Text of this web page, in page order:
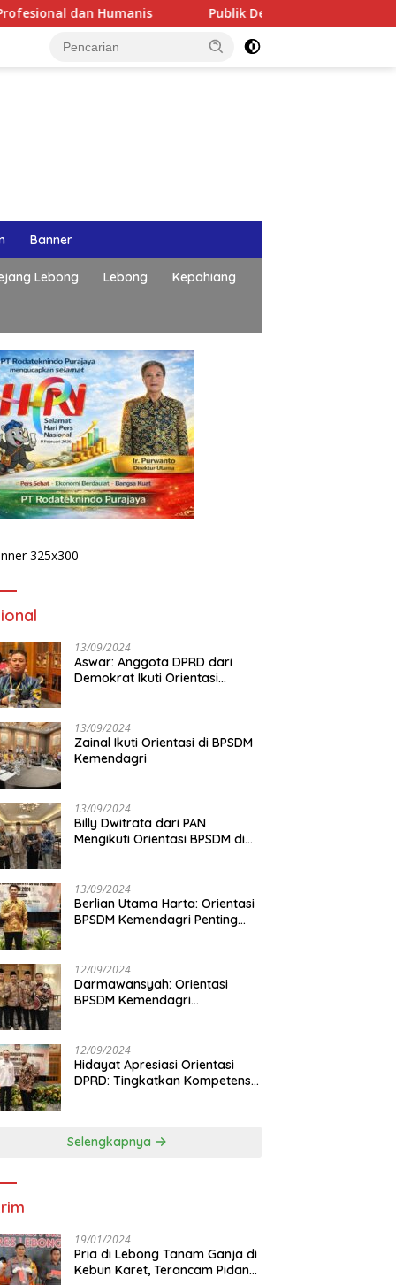
Publik Desak Komisi IV DPRD Provinsi Bengkulu Tinjau
Banner
Lebong Lebong Kepahiang
13/09/2024
Aswar: Anggota DPRD dari
Demokrat Ikuti Orientasi
13/09/2024
Zainal Ikuti Orientasi di BPSDM
Kemendagri
13/09/2024
Billy Dwitrata dari PAN
Mengikuti Orientasi BPSDM di
13/09/2024
Berlian Utama Harta: Orientasi
BPSDM Kemendagri Penting
12/09/2024
Darmawansyah: Orientasi
BPSDM Kemendagri
12/09/2024
Hidayat Apresiasi Orientasi
DPRD: Tingkatkan Kompetensi
Selengkapnya
19/01/2024
Pria di Lebong Tanam Ganja di
Kebun Karet, Terancam Pidana